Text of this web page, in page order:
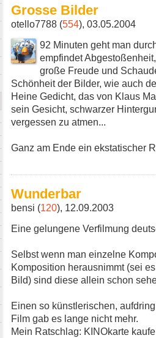
Grosse Bilder
otello7788 (554), 03.05.2004
92 Minuten geht man
empfindet
große Freude und
Schönheit der Bilder, wie auch
Heine Gedicht, das von Klaus
sein Gesicht, schwarzer
vergessen zu atmen...
Ganz am Ende ein ekstatischer
Wunderbar
bensi (120), 12.09.2003
Eine gelungene Verfilmung
Selbst wenn man einzelne
Komposition herausnimmt (sei
Bild) sind diese allein schon
Einen so künstlerischen,
Film gab es lange nicht mehr.
Mein Ratschlag: KINOkarte